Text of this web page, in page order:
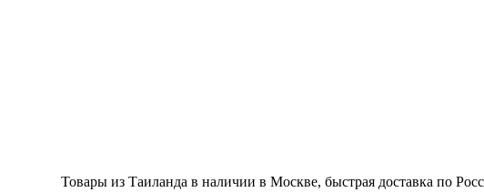
Товары из Таиланда в наличии в Москве, быстрая доставка по